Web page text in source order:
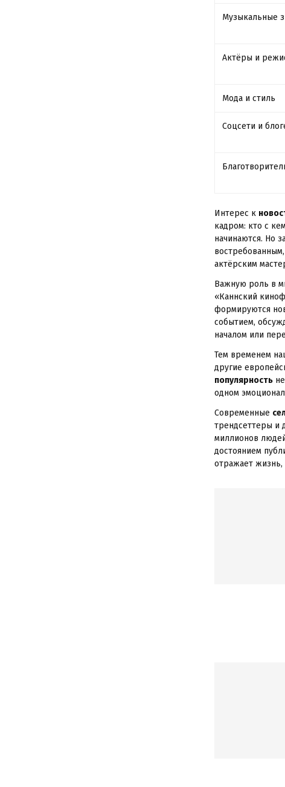
Музыкальные
Актёры и
Мода и стиль
Соцсети и
Интерес к
кадром: кто с
начинаются. Но
актёрским
Важную роль в
«Каннский
формируются
событием,
началом или
Тем временем
другие
популярность
одном
Современные
трендсеттеры и
миллионов
достоянием
отражает жизнь,